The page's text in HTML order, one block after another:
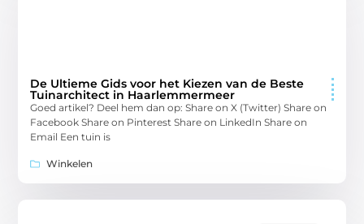
De Ultieme Gids voor het Kiezen van de Beste
Tuinarchitect in Haarlemmermeer
Goed artikel? Deel hem dan op: Share on X (Twitter) Share on
Facebook Share on Pinterest Share on LinkedIn Share on
Email Een tuin is
Winkelen